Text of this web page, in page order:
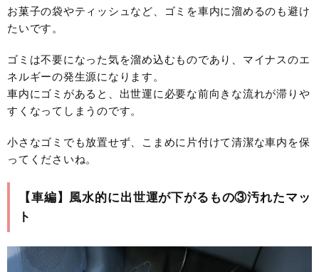
お菓子の袋やティッシュなど、ゴミを車内に溜めるのも避け
たいです。
ゴミは不要になった気を溜め込むものであり、マイナスのエ
ネルギーの発生源になります。
車内にゴミがあると、出世運に必要な前向きな流れが滞りや
すくなってしまうのです。
小さなゴミでも放置せず、こまめに片付けて清潔な車内を保
ってくださいね。
【車編】風水的に出世運が下がるもの③汚れたマッ
ト